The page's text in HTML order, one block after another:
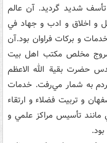
تأسف شديد گرديد. آن عالم
و اخلاق و ادب و جهاد في
و برکات فراوان بود.آن
مخلص مکتب اهل بيت
حضرت بقية الله الاعظم
مردم به شمار مي‌رفت. خدمات
و تربيت فضلاء و ارتقاء
مانند تأسيس مراکز علمي و